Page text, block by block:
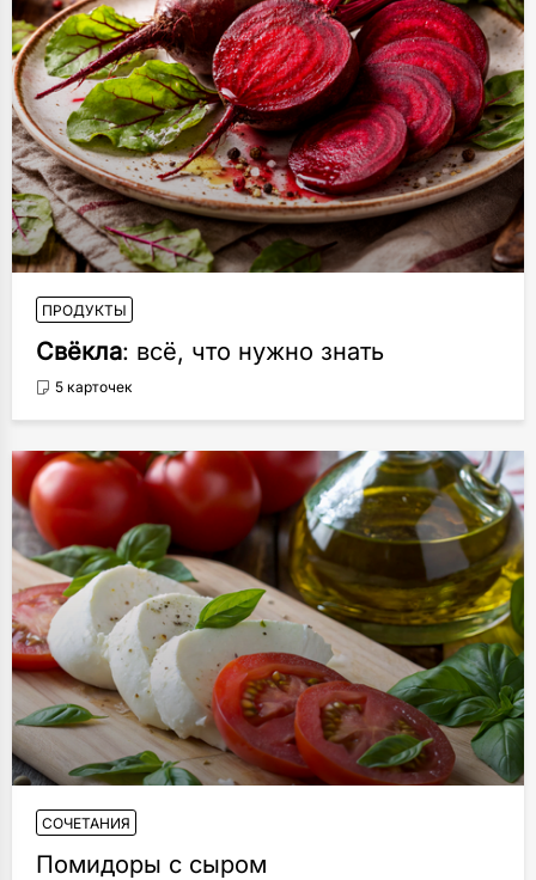
ПРОДУКТЫ
Свёкла: всё, что нужно знать
5 карточек
СОЧЕТАНИЯ
Помидоры с сыром